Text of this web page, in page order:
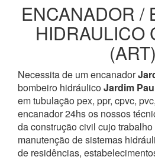
ENCANADOR /
HIDRAULICO
(ART)
Necessita de um encanador
bombeiro hidráulicoJardim
em tubulação pex, ppr, cpvc,
encanador 24hs os nossos
da construção civil cujo
manutenção de sistemas
de residências,